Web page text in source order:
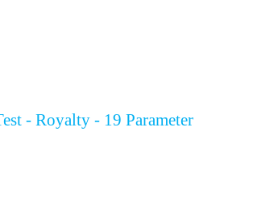
- Royalty - 19 Parameter